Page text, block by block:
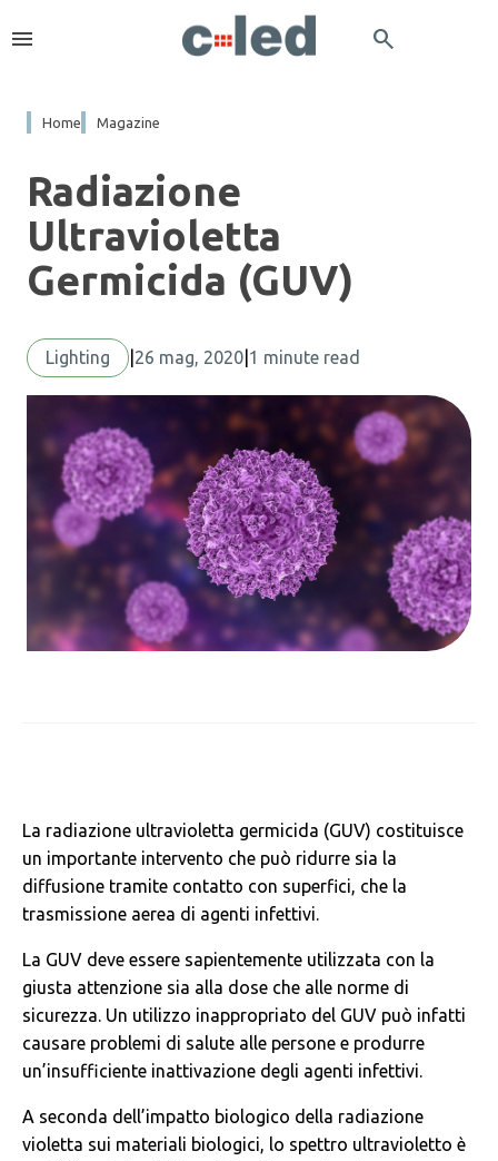
menu search
Home Magazine
Radiazione
Ultravioletta
Germicida (GUV)
Lighting 26 mag, 2020 1 minute read
La radiazione ultravioletta germicida (GUV) costituisce
un importante intervento che può ridurre sia la
diffusione tramite contatto con superfici, che la
trasmissione aerea di agenti infettivi.
La GUV deve essere sapientemente utilizzata con la
giusta attenzione sia alla dose che alle norme di
sicurezza. Un utilizzo inappropriato del GUV può infatti
causare problemi di salute alle persone e produrre
un’insufficiente inattivazione degli agenti infettivi.
A seconda dell’impatto biologico della radiazione
violetta sui materiali biologici, lo spettro ultravioletto è